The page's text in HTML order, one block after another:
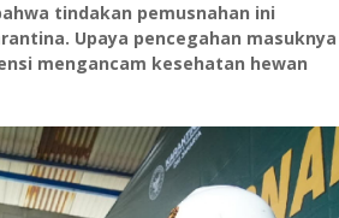
tindakan pemusnahan ini
Upaya pencegahan masuknya
mengancam kesehatan hewan